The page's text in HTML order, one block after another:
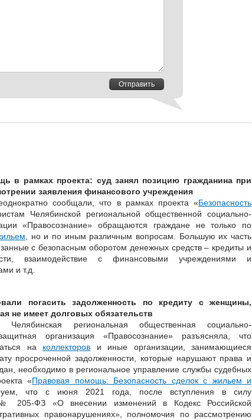
Отправить
в рамках проекта: суд занял позицию гражданина при
заявления финансового учреждения
сообщали, что в рамках проекта «Безопасность
Челябинской региональной общественной социально-
«Правосознание» обращаются граждане не только по
, но и по иным различным вопросам. Большую их часть
с безопасным оборотом денежных средств – кредиты и
взаимодействие с финансовыми учреждениями и
и т.д.
погасить задолженность по кредиту с женщины,
не имеет долговых обязательств
Челябинская региональная общественная социально-
организация «Правосознание» разъясняла, что
на коллекторов и иные организации, занимающиеся
просроченной задолженности, которые нарушают права и
необходимо в региональное управление службы судебных
«Правовая помощь: Безопасность сделок с жильем и
что с июня 2021 года, после вступления в силу
205-ФЗ «О внесении изменений в Кодекс Российской
правонарушениях», полномочия по рассмотрению